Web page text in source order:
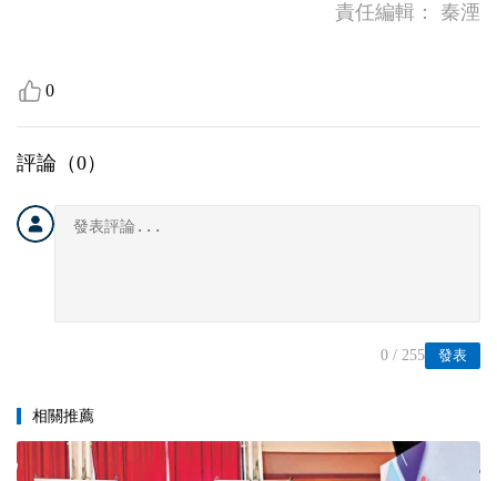
責任編輯： 秦湮
0
評論（0）
發表
0 / 255
相關推薦